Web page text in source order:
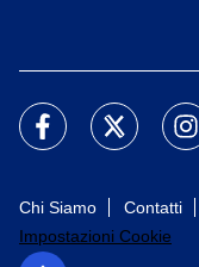
Chi Siamo Contatti
Impostazioni Cookie